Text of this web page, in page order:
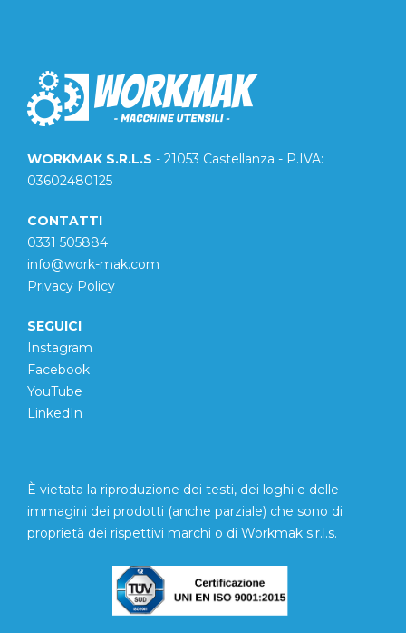
WORKMAK S.R.L.S - 21053 Castellanza - P.IVA:
03602480125
CONTATTI
0331 505884
info@work-mak.com
Privacy Policy
SEGUICI
Instagram
Facebook
YouTube
LinkedIn
È vietata la riproduzione dei testi, dei loghi e delle
immagini dei prodotti (anche parziale) che sono di
proprietà dei rispettivi marchi o di Workmak s.r.l.s.